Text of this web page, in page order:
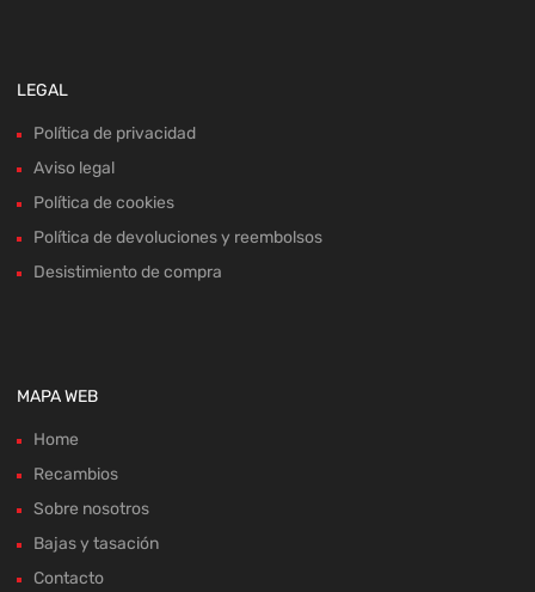
LEGAL
Política de privacidad
Aviso legal
Política de cookies
Política de devoluciones y reembolsos
Desistimiento de compra
MAPA WEB
Home
Recambios
Sobre nosotros
Bajas y tasación
Contacto